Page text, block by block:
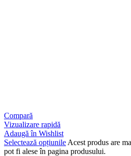
Compară
Vizualizare rapidă
Adaugă în Wishlist
Selectează opțiunile Acest produs are
pot fi alese în pagina produsului.